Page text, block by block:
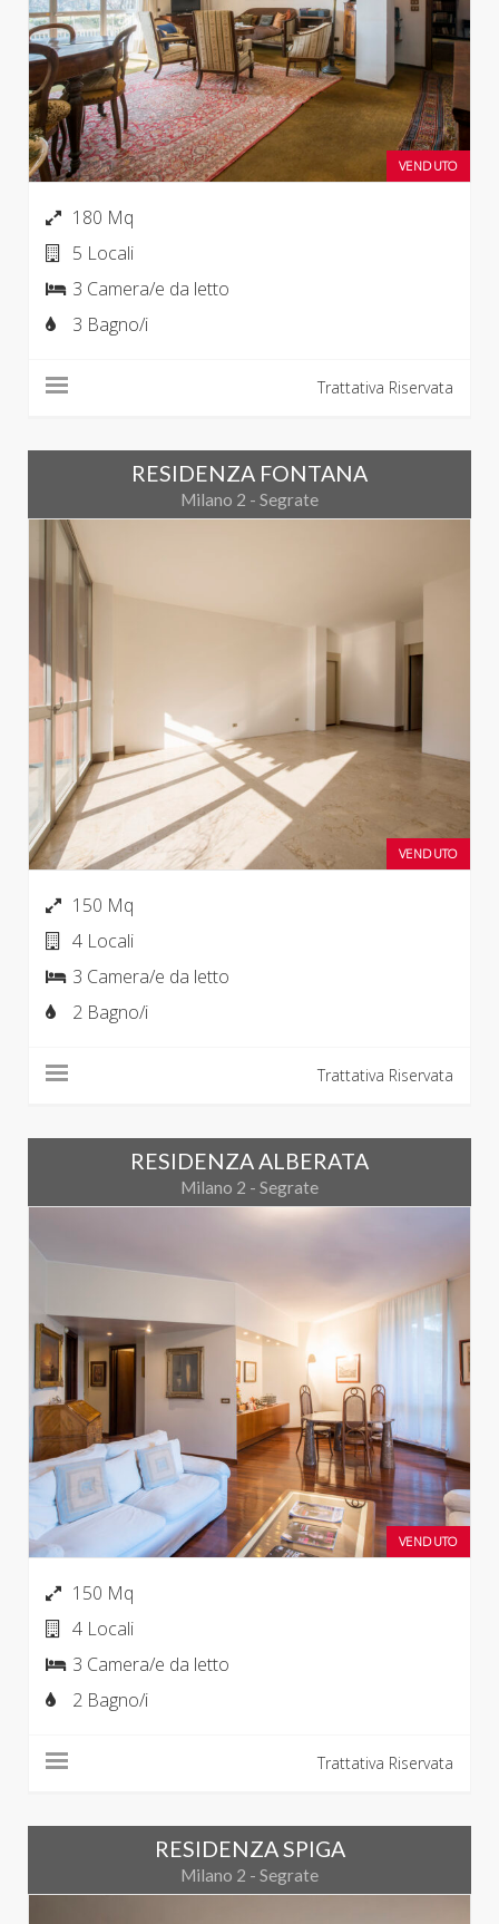
VENDUTO
180 Mq
5 Locali
3 Camera/e da letto
3 Bagno/i
Trattativa Riservata
RESIDENZA FONTANA
Milano 2 - Segrate
VENDUTO
150 Mq
4 Locali
3 Camera/e da letto
2 Bagno/i
Trattativa Riservata
RESIDENZA ALBERATA
Milano 2 - Segrate
VENDUTO
150 Mq
4 Locali
3 Camera/e da letto
2 Bagno/i
Trattativa Riservata
RESIDENZA SPIGA
Milano 2 - Segrate